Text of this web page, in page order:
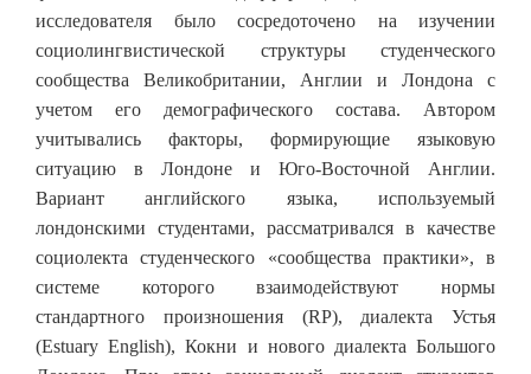
исследователя было сосредоточено на изучении
социолингвистической структуры студенческого
сообщества Великобритании, Англии и Лондона с
учетом его демографического состава. Автором
учитывались факторы, формирующие языковую
ситуацию в Лондоне и Юго-Восточной Англии.
Вариант английского языка, используемый
лондонскими студентами, рассматривался в качестве
социолекта студенческого «сообщества практики», в
системе которого взаимодействуют нормы
стандартного произношения (RP), диалекта Устья
(Estuary English), Кокни и нового диалекта Большого